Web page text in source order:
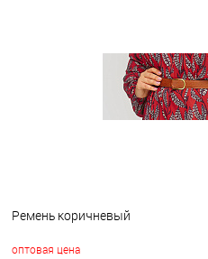
Ремень коричневый
оптовая цена